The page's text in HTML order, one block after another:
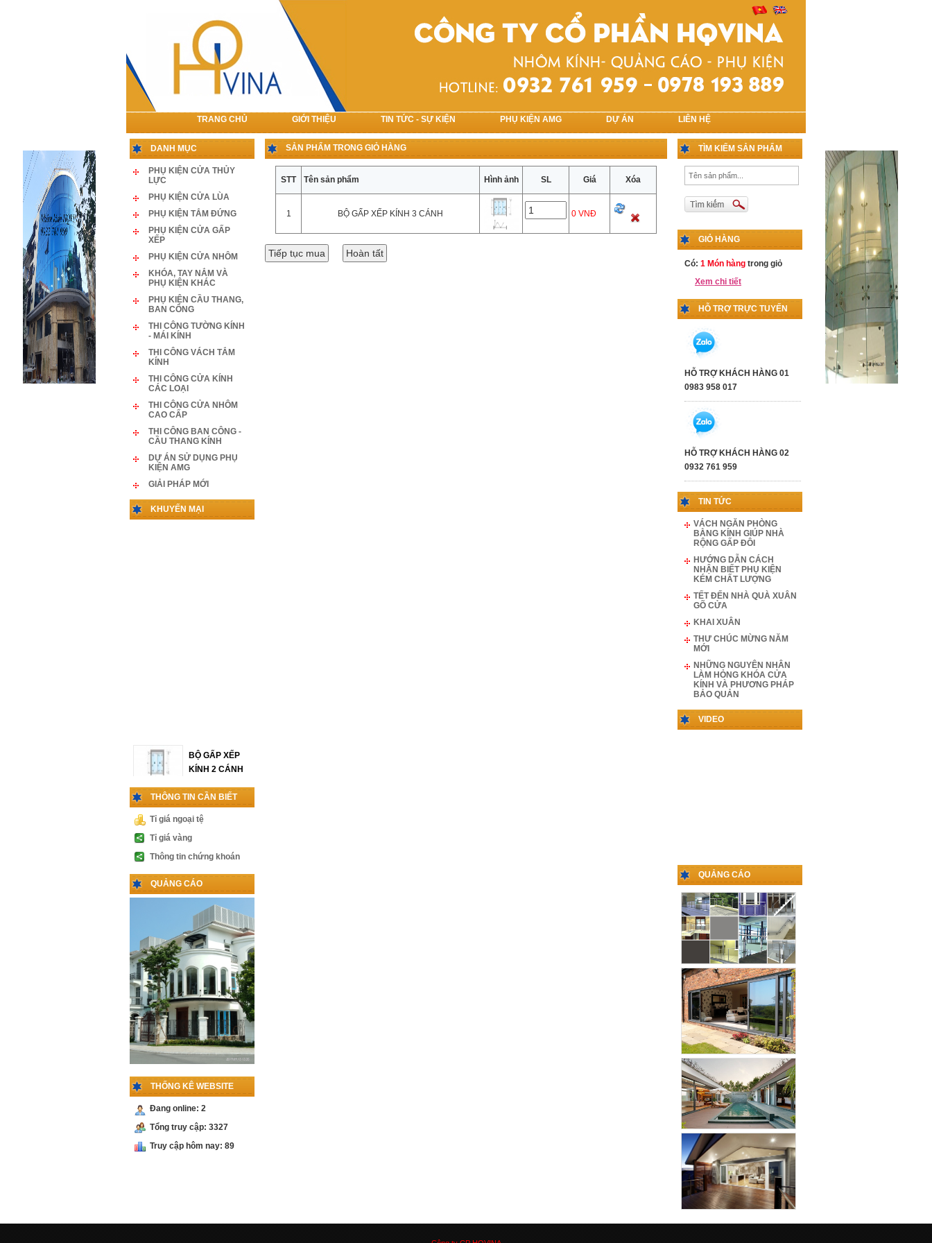
TRANG CHỦ GIỚI THIỆU TIN TỨC - SỰ KIỆN PHỤ KIỆN AMG DỰ ÁN LIÊN HỆ
LIÊN HỆ
DANH MỤC
PHỤ KIỆN CỬA THỦY
LỰC
PHỤ KIỆN CỬA LÙA
PHỤ KIỆN TẮM ĐỨNG
PHỤ KIỆN CỬA GẤP
XẾP
PHỤ KIỆN CỬA NHÔM
KHÓA, TAY NẮM VÀ
PHỤ KIỆN KHÁC
PHỤ KIỆN CẦU THANG,
BAN CÔNG
THI CÔNG TƯỜNG KÍNH
- MÁI KÍNH
THI CÔNG VÁCH TẮM
KÍNH
THI CÔNG CỬA KÍNH
CÁC LOẠI
THI CÔNG CỬA NHÔM
CAO CẤP
THI CÔNG BAN CÔNG -
CẦU THANG KÍNH
DỰ ÁN SỬ DỤNG PHỤ
KIỆN AMG
GIẢI PHÁP MỚI
KHUYẾN MẠI
BỘ GẤP XẾP
Liên hệ
KHÓA VÀ TAY
NẮM CỬA
Liên hệ
PHỤ KIỆN
CABIN 1 CÁNH
LÙA
Liên hệ
PHỤ KIỆN
CABIN 135 ĐỘ
Liên hệ
PHỤ KIỆN
KÍNH -TƯỜNG
Liên hệ
PHỤ KIỆN
CỬA LÙA RAY
NHÔM
THÔNG TIN CẦN BIẾT
Tỉ giá ngoại tệ
Tỉ giá vàng
Thông tin chứng khoán
QUẢNG CÁO
THỐNG KÊ WEBSITE
Đang online: 2
Tổng truy cập: 3327
Truy cập hôm nay: 89
SẢN PHẨM TRONG GIỎ HÀNG
STT Tên sản phẩm Hình ảnh SL Giá Xóa
1 BỘ GẤP XẾP KÍNH 3 CÁNH 0 VNĐ
TÌM KIẾM SẢN PHẨM
GIỎ HÀNG
Có: 1 Món hàng trong giỏ
Xem chi tiết
HỖ TRỢ TRỰC TUYẾN
HỖ TRỢ KHÁCH HÀNG 01
0983 958 017
HỖ TRỢ KHÁCH HÀNG 02
0932 761 959
TIN TỨC
VÁCH NGĂN PHÒNG
BẰNG KÍNH GIÚP NHÀ
RỘNG GẤP ĐÔI
HƯỚNG DẪN CÁCH
NHẬN BIẾT PHỤ KIỆN
KÉM CHẤT LƯỢNG
TẾT ĐẾN NHÀ QUÀ XUÂN
GÕ CỬA
KHAI XUÂN
THƯ CHÚC MỪNG NĂM
MỚI
NHỮNG NGUYÊN NHÂN
LÀM HỎNG KHÓA CỬA
KÍNH VÀ PHƯƠNG PHÁP
BẢO QUẢN
VIDEO
QUẢNG CÁO